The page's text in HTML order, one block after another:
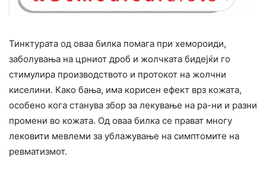
Тинктурата од оваа билка помага при хемороиди,
заболувања на црниот дроб и жолчката бидејќи го
стимулира производството и протокот на жолчни
киселини. Како бања, има корисен ефект врз кожата,
особено кога станува збор за лекување на ра-ни и разни
промени во кожата. Од оваа билка се прават многу
лековити мевлеми за ублажување на симптомите на
ревматизмот.